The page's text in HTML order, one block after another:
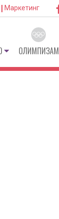
Маркетинг
ОЛИМПИЗАМ